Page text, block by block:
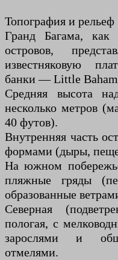
Топография и рельеф
Гранд Багама, как
островов,
известняковую
банки — Little
Средняя высота
несколько метров
40 футов).
Внутренняя часть
формами (дыры,
На южном
пляжные гряды
образованные
Северная
пологая, с
зарослями и
отмелями.